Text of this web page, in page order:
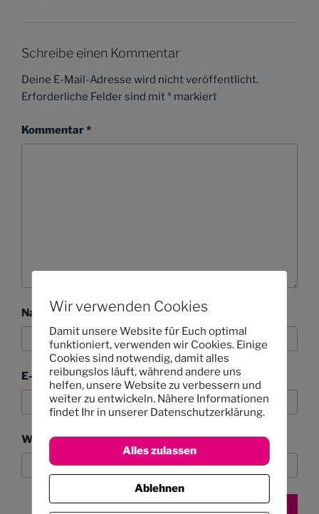
Schreibe einen Kommentar
Deine E-Mail-Adresse wird nicht veröffentlicht.
Erforderliche Felder sind mit* markiert
Kommentar*
Name
E-Mail-Adresse
Website
Wir verwenden Cookies
Damit unsere Website für Euch optimal
funktioniert, verwenden wir Cookies. Einige
Cookies sind notwendig, damit alles
reibungslos läuft, während andere uns
helfen, unsere Website zu verbessern und
weiter zu entwickeln. Nähere Informationen
findet Ihr in unserer Datenschutzerklärung.
Alles zulassen
Ablehnen